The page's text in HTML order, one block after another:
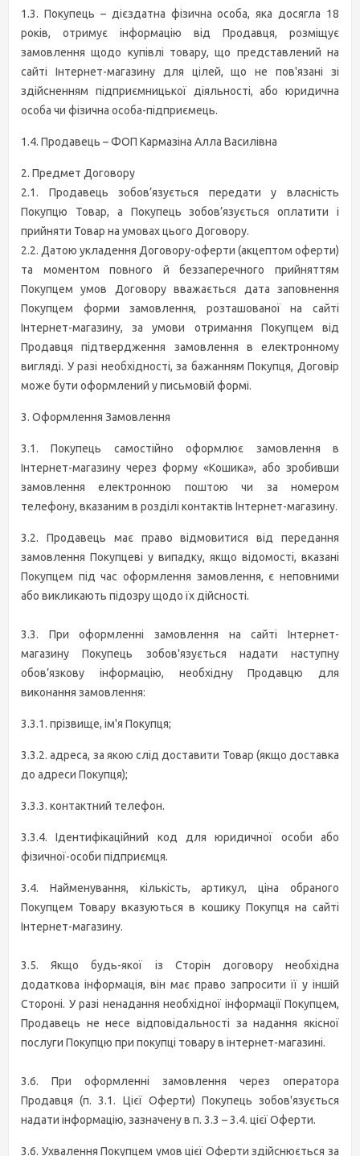
1.3. Покупець – дієздатна фізична особа, яка досягла 18
років, отримує інформацію від Продавця, розміщує
замовлення щодо купівлі товару, що представлений на
сайті Інтернет-магазину для цілей, що не пов'язані зі
здійсненням підприємницької діяльності, або юридична
особа чи фізична особа-підприємець.
1.4. Продавець – ФОП Кармазіна Алла Василівна
2. Предмет Договору
2.1. Продавець зобов’язується передати у власність
Покупцю Товар, а Покупець зобов’язується оплатити і
прийняти Товар на умовах цього Договору.
2.2. Датою укладення Договору-оферти (акцептом оферти)
та моментом повного й беззаперечного прийняттям
Покупцем умов Договору вважається дата заповнення
Покупцем форми замовлення, розташованої на сайті
Інтернет-магазину, за умови отримання Покупцем від
Продавця підтвердження замовлення в електронному
вигляді. У разі необхідності, за бажанням Покупця, Договір
може бути оформлений у письмовій формі.
3. Оформлення Замовлення
3.1. Покупець самостійно оформлює замовлення в
Інтернет-магазину через форму «Кошика», або зробивши
замовлення електронною поштою чи за номером
телефону, вказаним в розділі контактів Інтернет-магазину.
3.2. Продавець має право відмовитися від передання
замовлення Покупцеві у випадку, якщо відомості, вказані
Покупцем під час оформлення замовлення, є неповними
або викликають підозру щодо їх дійсності.
3.3. При оформленні замовлення на сайті Інтернет-
магазину Покупець зобов'язується надати наступну
обов’язкову інформацію, необхідну Продавцю для
виконання замовлення:
3.3.1. прізвище, ім'я Покупця;
3.3.2. адреса, за якою слід доставити Товар (якщо доставка
до адреси Покупця);
3.3.3. контактний телефон.
3.3.4. Ідентифікаційний код для юридичної особи або
фізичної-особи підприємця.
3.4. Найменування, кількість, артикул, ціна обраного
Покупцем Товару вказуються в кошику Покупця на сайті
Інтернет-магазину.
3.5. Якщо будь-якої із Сторін договору необхідна
додаткова інформація, він має право запросити її у іншій
Стороні. У разі ненадання необхідної інформації Покупцем,
Продавець не несе відповідальності за надання якісної
послуги Покупцю при покупці товару в інтернет-магазині.
3.6. При оформленні замовлення через оператора
Продавця (п. 3.1. Цієї Оферти) Покупець зобов'язується
надати інформацію, зазначену в п. 3.3 – 3.4. цієї Оферти.
3.6. Ухвалення Покупцем умов цієї Оферти здійснюється за